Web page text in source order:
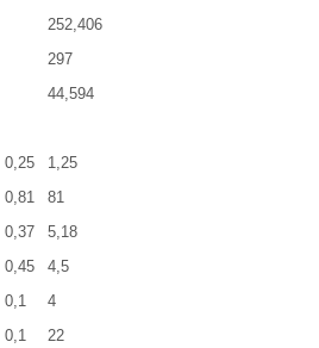
252,406
297
44,594
0,25
1,25
0,81
81
0,37
5,18
0,45
4,5
0,1
4
0,1
22